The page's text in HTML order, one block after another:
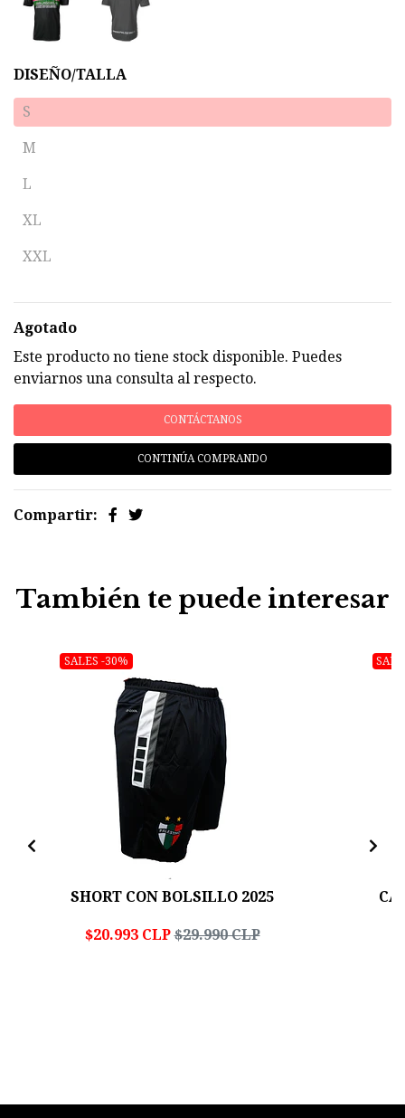
DISEÑO/TALLA
S
M
L
XL
XXL
Agotado
Este producto no tiene stock disponible. Puedes
enviarnos una consulta al respecto.
CONTÁCTANOS
CONTINÚA COMPRANDO
Compartir:
También te puede interesar
SALES -30%
SHORT CON BOLSILLO 2025
$20.993 CLP $29.990 CLP